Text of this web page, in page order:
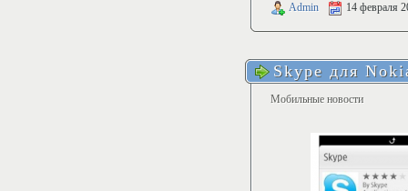
Admin 14 февраля
Skype для
Мобильные новости